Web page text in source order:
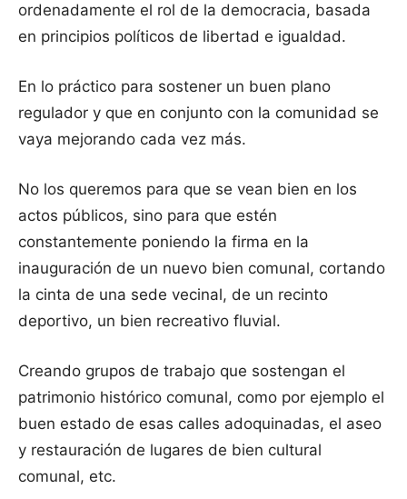
ordenadamente el rol de la democracia, basada
en principios políticos de libertad e igualdad.
En lo práctico para sostener un buen plano
regulador y que en conjunto con la comunidad se
vaya mejorando cada vez más.
No los queremos para que se vean bien en los
actos públicos, sino para que estén
constantemente poniendo la firma en la
inauguración de un nuevo bien comunal, cortando
la cinta de una sede vecinal, de un recinto
deportivo, un bien recreativo fluvial.
Creando grupos de trabajo que sostengan el
patrimonio histórico comunal, como por ejemplo el
buen estado de esas calles adoquinadas, el aseo
y restauración de lugares de bien cultural
comunal, etc.